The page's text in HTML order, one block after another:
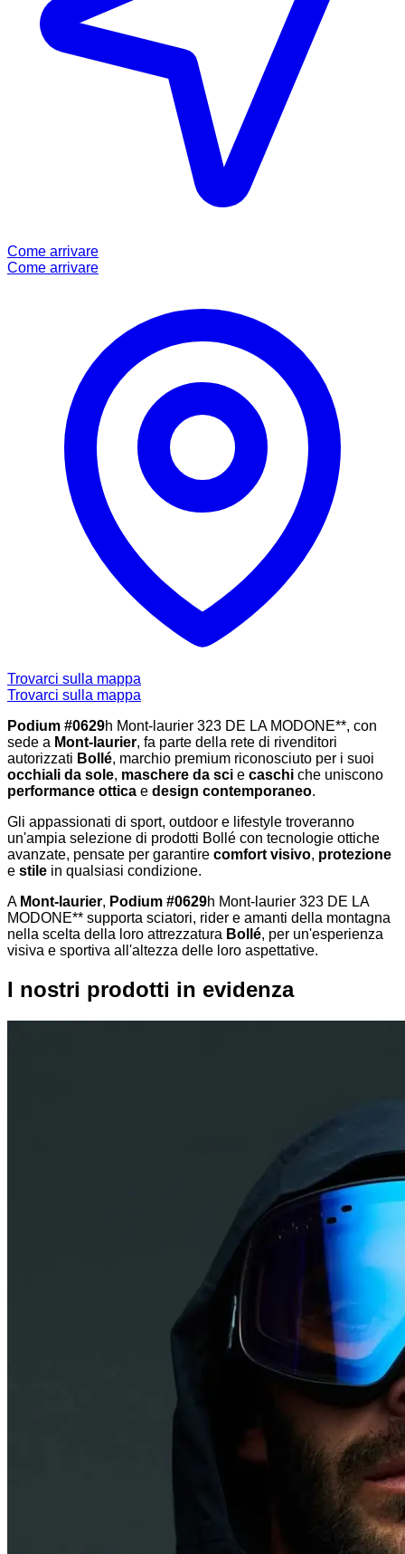
Come arrivare
Come arrivare
Trovarci sulla mappa
Trovarci sulla mappa
Podium #0629h Mont-laurier 323 DE LA MODONE**, con
sede a Mont-laurier, fa parte della rete di rivenditori
autorizzati Bollé, marchio premium riconosciuto per i suoi
occhiali da sole, maschere da sci e caschi che uniscono
performance ottica e design contemporaneo.
Gli appassionati di sport, outdoor e lifestyle troveranno
un'ampia selezione di prodotti Bollé con tecnologie ottiche
avanzate, pensate per garantire comfort visivo, protezione
e stile in qualsiasi condizione.
A Mont-laurier, Podium #0629h Mont-laurier 323 DE LA
MODONE** supporta sciatori, rider e amanti della montagna
nella scelta della loro attrezzatura Bollé, per un'esperienza
visiva e sportiva all'altezza delle loro aspettative.
I nostri prodotti in evidenza